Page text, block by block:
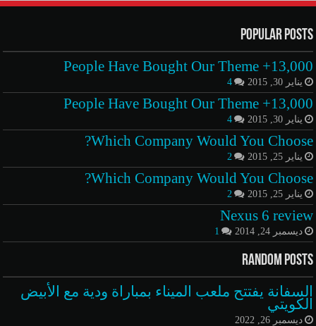
Popular Posts
13,000+ People Have Bought Our Theme
يناير 30, 2015 4
13,000+ People Have Bought Our Theme
يناير 30, 2015 4
Which Company Would You Choose?
يناير 25, 2015 2
Which Company Would You Choose?
يناير 25, 2015 2
Nexus 6 review
ديسمبر 24, 2014 1
Random Posts
السفانة يفتتح ملعب الميناء بمباراة ودية مع الأبيض
الكويتي
ديسمبر 26, 2022